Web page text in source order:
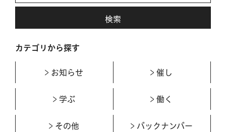
カテゴリから探す
お知らせ 催し
学ぶ 働く
その他 バックナンバー